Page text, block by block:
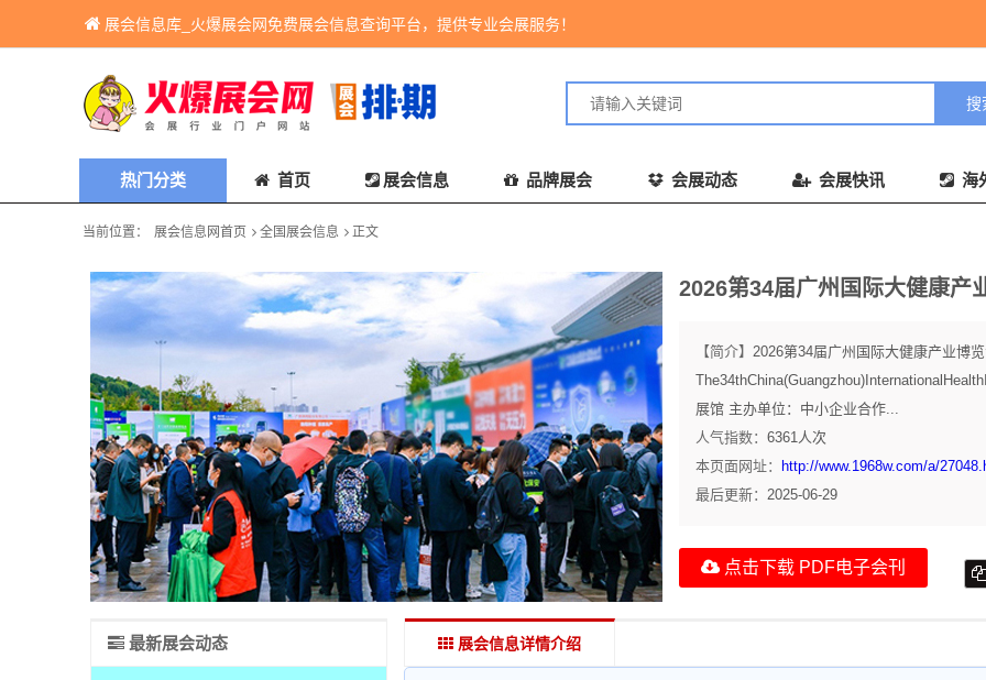
展会信息库_火爆展会网免费展会信息查询平台，提供专业会展服务！
热门分类 首页 展会信息 品牌展会 会展动态 会展快讯 海
当前位置： 展会信息网首页 全国展会信息 正文
2026第34届广州国际大健康产
【简介】 2026第34届广州国际大健康产业博
展馆 主办单位：中小企业合作...
人气指数： 6361人次
本页面网址：
http://www.1968w.com/a/
最后更新： 2025-06-29
点击下载 PDF电子会刊
展会信息详情介绍
最新展会动态